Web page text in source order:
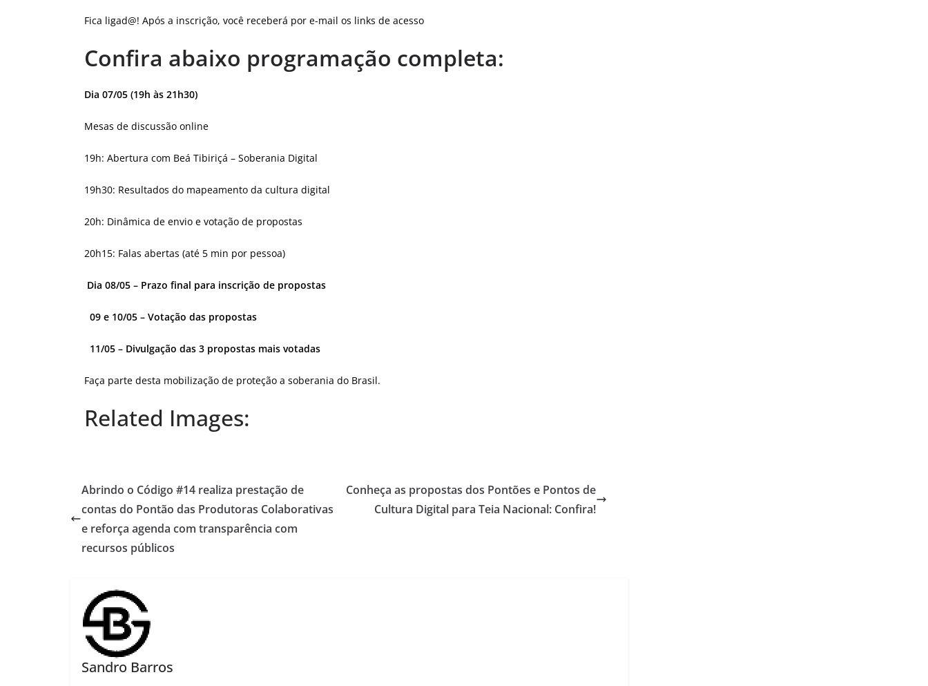
Fica ligad@! Após a inscrição, você receberá por e-mail os links de acesso
Confira abaixo programação completa:
Dia 07/05 (19h às 21h30)
Mesas de discussão online
19h: Abertura com Beá Tibiriçá – Soberania Digital
19h30: Resultados do mapeamento da cultura digital
20h: Dinâmica de envio e votação de propostas
20h15: Falas abertas (até 5 min por pessoa)
Dia 08/05 – Prazo final para inscrição de propostas
09 e 10/05 – Votação das propostas
11/05 – Divulgação das 3 propostas mais votadas
Faça parte desta mobilização de proteção a soberania do Brasil.
Related Images:
Abrindo o Código #14 realiza prestação de
contas do Pontão das Produtoras Colaborativas
e reforça agenda com transparência com
recursos públicos
Conheça as propostas dos Pontões e Pontos de
Cultura Digital para Teia Nacional: Confira!
Sandro Barros